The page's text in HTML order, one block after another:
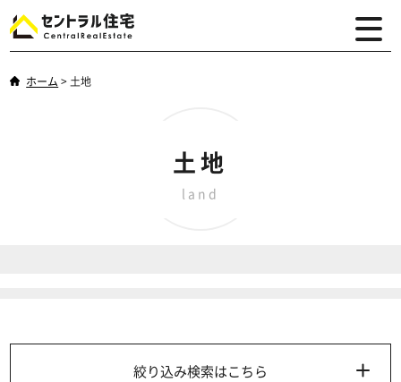
ホーム > 土地
土地
land
絞り込み検索はこちら